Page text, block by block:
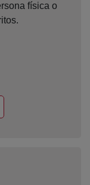
física o